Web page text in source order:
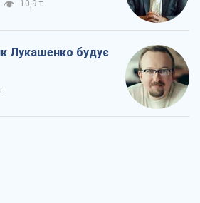
10,9 т.
Лукашенко будує